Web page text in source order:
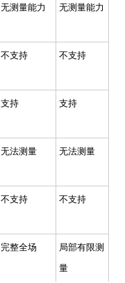
无测量能力 无测量能力
不支持 不支持
支持 支持
无法测量 无法测量
不支持 不支持
完整全场
局部有限测
量